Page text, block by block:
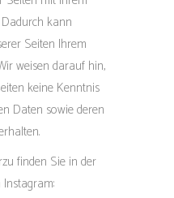
kann
Seiten Ihrem
weisen darauf hin,
keine Kenntnis
Daten sowie deren
finden Sie in der